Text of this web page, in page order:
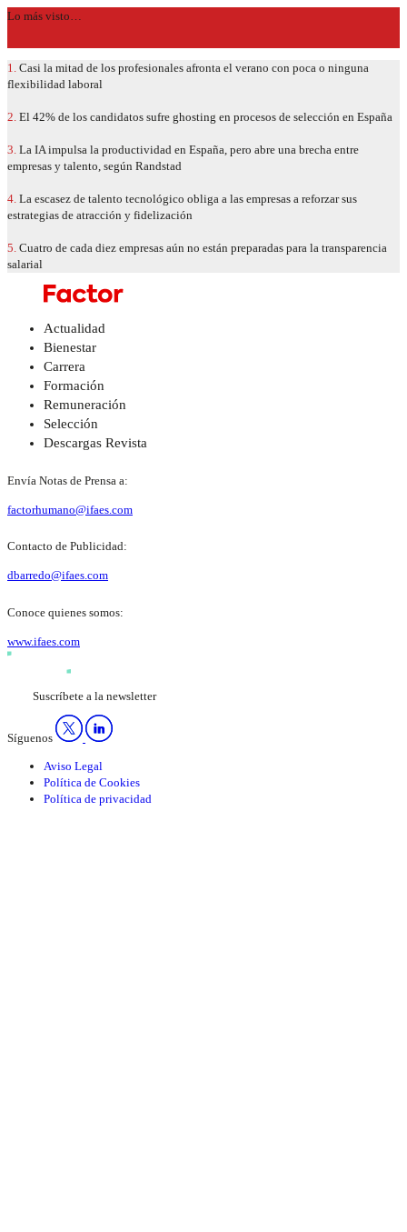
Lo más visto…
1. Casi la mitad de los profesionales afronta el verano con poca o ninguna
flexibilidad laboral
2. El 42% de los candidatos sufre ghosting en procesos de selección en España
3. La IA impulsa la productividad en España, pero abre una brecha entre
empresas y talento, según Randstad
4. La escasez de talento tecnológico obliga a las empresas a reforzar sus
estrategias de atracción y fidelización
5. Cuatro de cada diez empresas aún no están preparadas para la transparencia
salarial
Actualidad
Bienestar
Carrera
Formación
Remuneración
Selección
Descargas Revista
Envía Notas de Prensa a:
factorhumano@ifaes.com
Contacto de Publicidad:
dbarredo@ifaes.com
Conoce quienes somos:
www.ifaes.com
Suscríbete a la newsletter
Síguenos
Aviso Legal
Política de Cookies
Política de privacidad